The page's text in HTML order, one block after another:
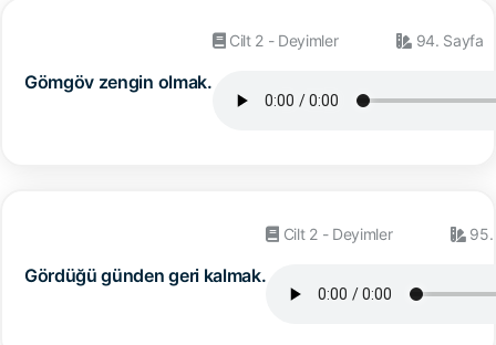
Gömgöv zengin olmak.
Cilt 2 - Deyimler 94. Sayfa
Gördüğü günden geri kalmak.
Cilt 2 - Deyimler 95.